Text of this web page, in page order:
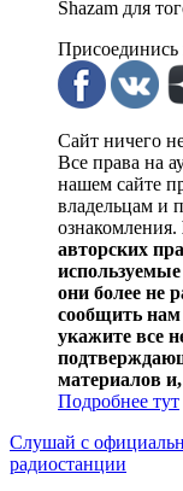
Shazam для
Присоединись
Сайт ничего
Все права на
нашем сайте
владельцам и
ознакомления.
авторских
они более не
сообщить
укажите все
материалов
Подробнее тут
Слушай с
радиостанции